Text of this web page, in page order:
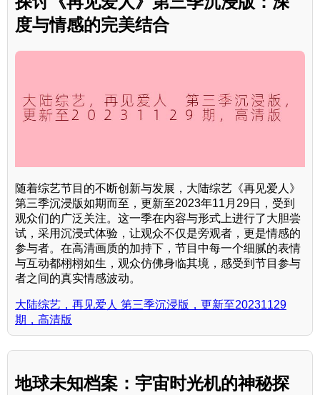
度与情感的完美结合
随着综艺节目的不断创新与发展，大陆综艺《再见爱人》
第三季沉浸版如期而至，更新至2023年11月29日，受到
观众们的广泛关注。这一季在内容与形式上进行了大胆尝
试，采用沉浸式体验，让观众不仅是旁观者，更是情感的
参与者。在高清画质的加持下，节目中每一个细腻的表情
与互动都栩栩如生，观众仿佛身临其境，感受到节目参与
者之间的真实情感波动。
大陆综艺，再见爱人 第三季沉浸版，更新至20231129
期，高清版
地球未知档案：宇宙时光机的神秘探